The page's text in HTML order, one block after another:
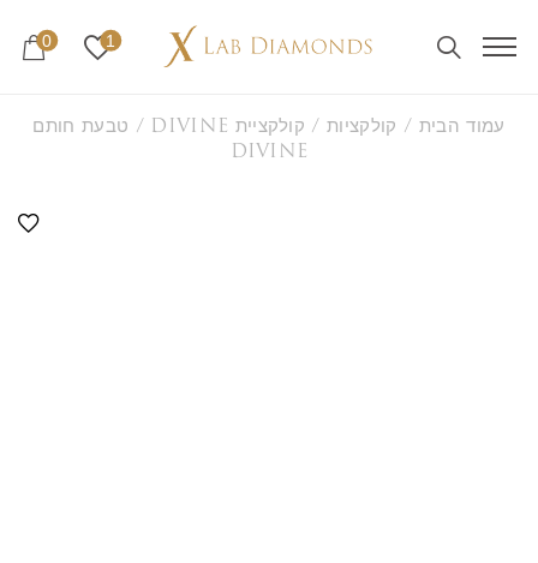
1
0
עמוד הבית / קולקציות/ קולקציית DIVINE
/ טבעת חותם
DIVINE